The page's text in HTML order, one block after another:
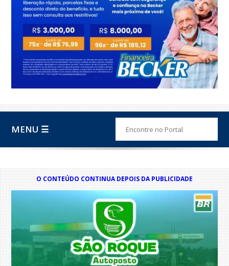
MENU ☰
O CONTEÚDO CONTINUA DEPOIS DA PUBLICIDADE